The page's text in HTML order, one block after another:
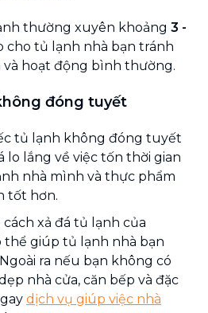
thường xuyên khoảng 3 -
cho tủ lạnh nhà bạn tránh
và hoạt động bình thường.
đóng tuyết
tủ lạnh không đóng tuyết
lo lắng về việc tốn thời gian
nhà mình và thực phẩm
tốt hơn.
xả đá tủ lạnh của
thể giúp tủ lạnh nhà bạn
ra nếu bạn không có
nhà cửa, căn bếp và đặc
dịch vụ giúp việc nhà